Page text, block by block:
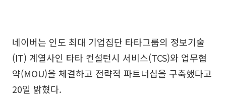
네이버는 인도 최대 기업집단 타타그룹의 정보기술
(IT) 계열사인 타타 컨설턴시 서비스(TCS)와 업무협
약(MOU)을 체결하고 전략적 파트너십을 구축했다고
20일 밝혔다.